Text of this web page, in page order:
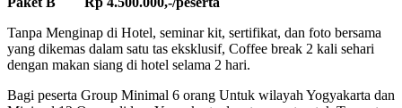
Tanpa Menginap di Hotel, seminar kit, sertifikat, dan foto bersama
yang dikemas dalam satu tas eksklusif, Coffee break 2 kali sehari
dengan makan siang di hotel selama 2 hari.
Bagi peserta Group Minimal 6 orang Untuk wilayah Yogyakarta dan